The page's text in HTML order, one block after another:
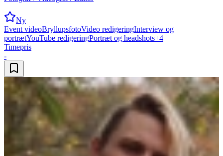
Ny
Event videoBryllupsfotoVideo redigeringInterview og
portrætYouTube redigeringPortræt og headshots+4
Timepris
-